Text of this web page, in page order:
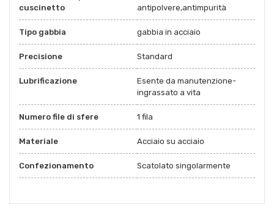
cuscinetto
antipolvere,antimpurità
Tipo gabbia gabbia in acciaio
Precisione Standard
Lubrificazione
Esente da manutenzione-
ingrassato a vita
Numero file di sfere 1 fila
Materiale Acciaio su acciaio
Confezionamento Scatolato singolarmente